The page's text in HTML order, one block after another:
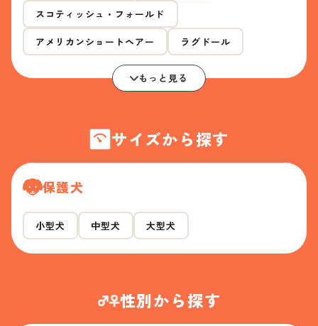
スコティッシュ・フォールド
アメリカンショートヘアー ラグドール
もっと見る
サイズから探す
保護犬
小型犬 中型犬 大型犬
性別から探す